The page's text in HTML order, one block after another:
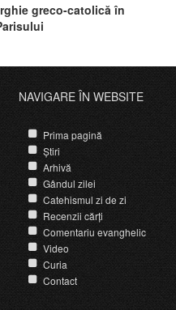
greco-catolică în
NAVIGARE ÎN WEBSITE
Prima pagină
Știri
Arhivă
Gândul zilei
Catehismul zi de zi
Recenzii cărți
Comentariu evanghelic
Video
Curia
Contact